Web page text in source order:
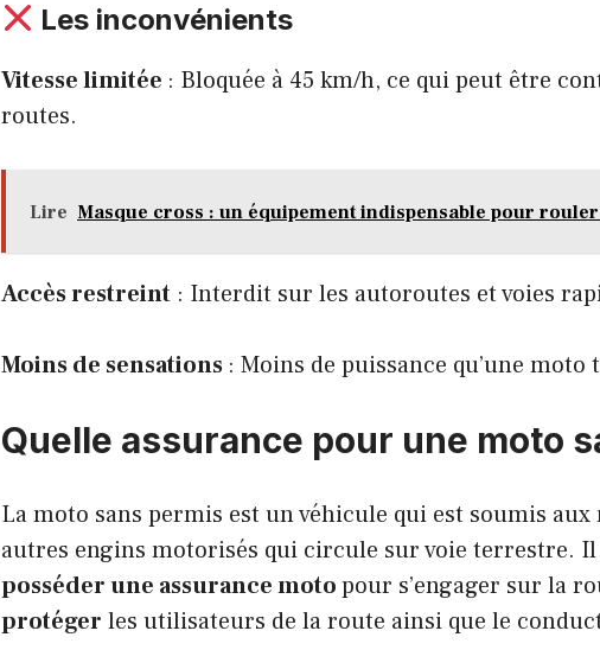
Les inconvénients
Vitesse limitée : Bloquée à 45 km/h, ce qui peut être
routes.
Lire Masque cross : un équipement indispensable pour
Accès restreint : Interdit sur les autoroutes et voies
Moins de sensations : Moins de puissance qu’une
Quelle assurance pour une moto
La moto sans permis est un véhicule qui est soumis aux
autres engins motorisés qui circule sur voie terrestre. Il
posséder une assurance motopour s’engager sur la
protéger les utilisateurs de la route ainsi que le